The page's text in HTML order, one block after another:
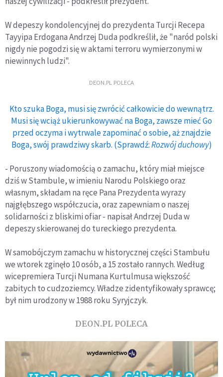
W depeszy kondolencyjnej do prezydenta Turcji Recepa
Tayyipa Erdogana Andrzej Duda podkreślił, że "naród polski
nigdy nie pogodzi się w aktami terroru wymierzonymi w
niewinnych ludzi".
DEON.PL POLECA
Kto szuka Boga, musi się zwrócić całkowicie do wewnątrz.
Musi się wciąż ukierunkowywać na Boga, zawsze mieć Go
przed oczyma i wytrwale zapominać o sobie, aż znajdzie
Boga, swój prawdziwy skarb. (Sprawdź:Rozwój duchowy)
- Poruszony wiadomością o zamachu, który miał miejsce
dziś w Stambule, w imieniu Narodu Polskiego oraz
własnym, składam na ręce Pana Prezydenta wyrazy
najgłębszego współczucia, oraz zapewniam o naszej
solidarności z bliskimi ofiar - napisał Andrzej Duda w
depeszy skierowanej do tureckiego prezydenta.
W samobójczym zamachu w historycznej części Stambułu
we wtorek zginęło 10 osób, a 15 zostało rannych. Według
wicepremiera Turcji Numana Kurtulmusa większość
zabitych to cudzoziemcy. Władze zidentyfikowały sprawcę;
był nim urodzony w 1988 roku Syryjczyk.
DEON.PL POLECA